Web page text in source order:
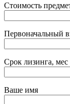
Стоимость
Первоначальный
Срок лизинга, мес
Ваше имя